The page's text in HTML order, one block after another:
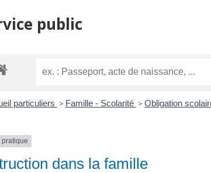
public
particuliers > Famille - Scolarité > Obligation
pratique
dans la famille